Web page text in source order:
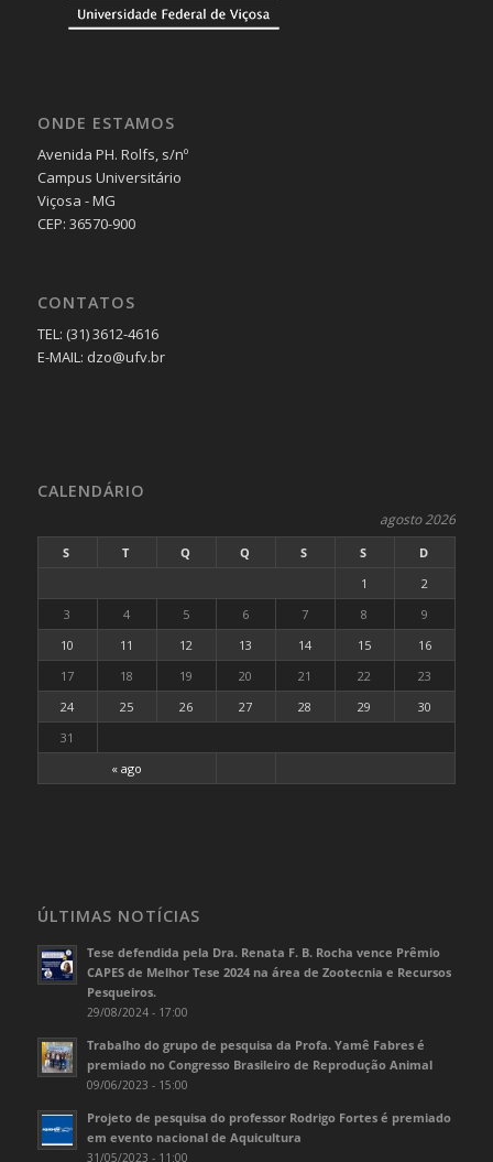
ONDE ESTAMOS
Avenida PH. Rolfs, s/nº
Campus Universitário
Viçosa - MG
CEP: 36570-900
CONTATOS
TEL: (31) 3612-4616
E-MAIL: dzo@ufv.br
CALENDÁRIO
agosto 2026
S T Q Q S S D
« ago
1
2
3
4 5 6 7 8
9
10
11 12 13 14 15
16
17
18 19 20 21 22
23
24
25 26 27 28 29
30
31
ÚLTIMAS NOTÍCIAS
Tese defendida pela Dra. Renata F. B. Rocha vence Prêmio
CAPES de Melhor Tese 2024 na área de Zootecnia e Recursos
Pesqueiros.
29/08/2024 - 17:00
Trabalho do grupo de pesquisa da Profa. Yamê Fabres é
premiado no Congresso Brasileiro de Reprodução Animal
09/06/2023 - 15:00
Projeto de pesquisa do professor Rodrigo Fortes é premiado
em evento nacional de Aquicultura
31/05/2023 - 11:00